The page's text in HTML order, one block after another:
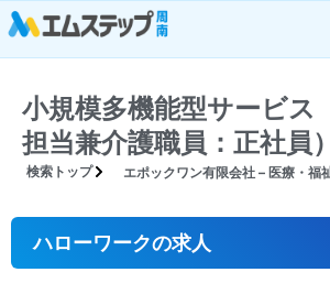
小規模多機能型サービス
担当兼介護職員：正社員）
検索トップ エポックワン有限会社 – 医療・福
ハローワークの求人